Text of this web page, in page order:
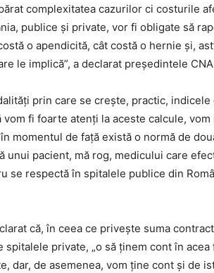
complexitatea cazurilor ci costurile
publice și private, vor fi obligate să
o apendicită, cât costă o hernie și,
le implică”, a declarat președintele
prin care se crește, practic,
fi foarte atenți la aceste calcule,
momentul de față există o normă de
unui pacient, mă rog, medicului care
se respectă în spitalele publice din
că, în ceea ce privește suma
private, „o să ținem cont în
dar, de asemenea, vom ține cont și de